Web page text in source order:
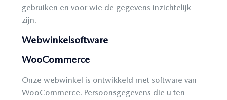
gebruiken en voor wie de gegevens inzichtelijk
zijn.
Webwinkelsoftware
WooCommerce
Onze webwinkel is ontwikkeld met software van
WooCommerce. Persoonsgegevens die u ten